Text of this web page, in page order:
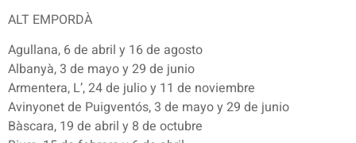
ALT EMPORDÀ
Agullana, 6 de abril y 16 de agosto
Albanyà, 3 de mayo y 29 de junio
Armentera, L’, 24 de julio y 11 de noviembre
Avinyonet de Puigventós, 3 de mayo y 29 de junio
Bàscara, 19 de abril y 8 de octubre